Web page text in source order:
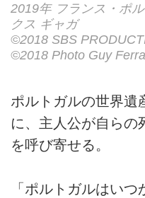
2019年 フランス・ポ
クス ギャガ
©2018 SBS
©2018 Photo Guy
ポルトガルの世界遺
に、主人公が自らの
を呼び寄せる。
「ポルトガルはい